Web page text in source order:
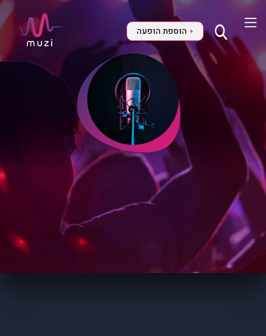
+ הוספת הופעה